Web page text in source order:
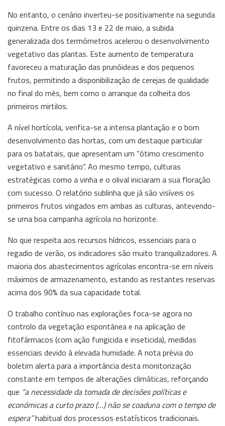
No entanto, o cenário inverteu-se positivamente na segunda
quinzena. Entre os dias 13 e 22 de maio, a subida
generalizada dos termómetros acelerou o desenvolvimento
vegetativo das plantas. Este aumento de temperatura
favoreceu a maturação das prunóideas e dos pequenos
frutos, permitindo a disponibilização de cerejas de qualidade
no final do mês, bem como o arranque da colheita dos
primeiros mirtilos.
A nível hortícola, verifica-se a intensa plantação e o bom
desenvolvimento das hortas, com um destaque particular
para os batatais, que apresentam um “ótimo crescimento
vegetativo e sanitário”. Ao mesmo tempo, culturas
estratégicas como a vinha e o olival iniciaram a sua floração
com sucesso. O relatório sublinha que já são visíveis os
primeiros frutos vingados em ambas as culturas, antevendo-
se uma boa campanha agrícola no horizonte.
No que respeita aos recursos hídricos, essenciais para o
regadio de verão, os indicadores são muito tranquilizadores. A
maioria dos abastecimentos agrícolas encontra-se em níveis
máximos de armazenamento, estando as restantes reservas
acima dos 90% da sua capacidade total.
O trabalho contínuo nas explorações foca-se agora no
controlo da vegetação espontânea e na aplicação de
fitofármacos (com ação fungicida e inseticida), medidas
essenciais devido à elevada humidade. A nota prévia do
boletim alerta para a importância desta monitorização
constante em tempos de alterações climáticas, reforçando
que “a necessidade da tomada de decisões políticas e
económicas a curto prazo (…) não se coaduna com o tempo de
espera”habitual dos processos estatísticos tradicionais.